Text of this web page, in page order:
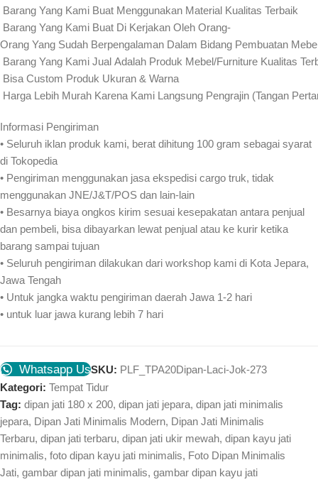
️ Barang Yang Kami Buat Menggunakan Material Kualitas Terbaik
️ Barang Yang Kami Buat Di Kerjakan Oleh Orang-
Orang Yang Sudah Berpengalaman Dalam Bidang Pembuatan
Barang Yang Kami Jual Adalah Produk Mebel/Furniture Kualitas
️ Bisa Custom Produk Ukuran & Warna
Harga Lebih Murah Karena Kami Langsung Pengrajin (Tangan
Informasi Pengiriman
• Seluruh iklan produk kami, berat dihitung 100 gram sebagai syarat
di Tokopedia
• Pengiriman menggunakan jasa ekspedisi cargo truk, tidak
menggunakan JNE/J&T/POS dan lain-lain
• Besarnya biaya ongkos kirim sesuai kesepakatan antara penjual
dan pembeli, bisa dibayarkan lewat penjual atau ke kurir ketika
barang sampai tujuan
• Seluruh pengiriman dilakukan dari workshop kami di Kota Jepara,
Jawa Tengah
• Untuk jangka waktu pengiriman daerah Jawa 1-2 hari
• untuk luar jawa kurang lebih 7 hari
Whatsapp UsSKU: PLF_TPA20Dipan-Laci-Jok-273
Kategori: Tempat Tidur
Tag: dipan jati 180 x 200, dipan jati jepara, dipan jati minimalis
jepara, Dipan Jati Minimalis Modern, Dipan Jati Minimalis
Terbaru, dipan jati terbaru, dipan jati ukir mewah, dipan kayu jati
minimalis, foto dipan kayu jati minimalis, Foto Dipan Minimalis
Jati, gambar dipan jati minimalis, gambar dipan kayu jati